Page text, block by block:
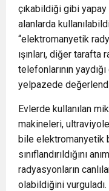
çıkabildiği gibi
alanlarda
“elektromanyetik
ışınları, diğer
telefonlarının
yelpazede
Evlerde kullanılan
makineleri, ultraviyole
bile elektromanyetik
sınıflandırıldığını
radyasyonların
olabildiğini vurguladı.